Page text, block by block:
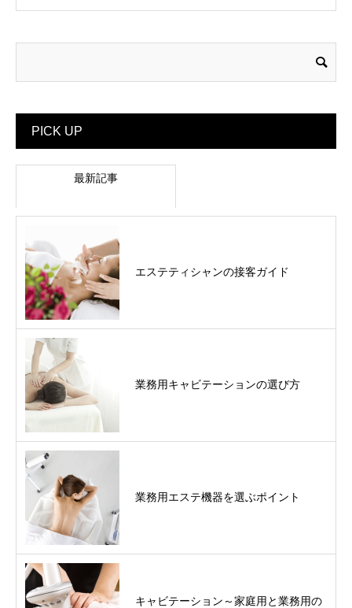
PICK UP
最新記事
エステティシャンの接客ガイド
業務用キャビテーションの選び方
業務用エステ機器を選ぶポイント
キャビテーション～家庭用と業務用の